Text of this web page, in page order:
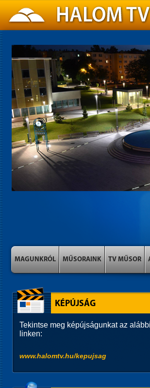
MAGUNKRÓL MŰSORAINK TV MŰSOR
KÉPÚJSÁG
Tekintse meg képújságunkat az alábbi
linken:
www.halomtv.hu/kepujsag